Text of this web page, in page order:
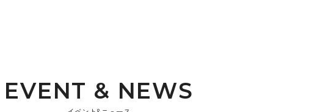
EVENT & NEWS